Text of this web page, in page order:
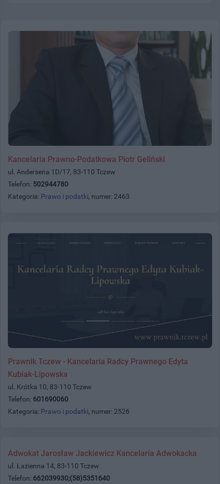
Kancelaria Prawno-Podatkowa Piotr Geliński
ul. Andersena 1D/17, 83-110 Tczew
Telefon: 502944780
Kategoria: Prawo i podatki, numer: 2463
Prawnik Tczew - Kancelaria Radcy Prawnego Edyta
Kubiak-Lipowska
ul. Krótka 10, 83-110 Tczew
Telefon: 601690060
Kategoria: Prawo i podatki, numer: 2526
Adwokat Jarosław Jackiewicz Kancelaria Adwokacka
ul. Łazienna 14, 83-110 Tczew
Telefon: 662039930;(58)5351640